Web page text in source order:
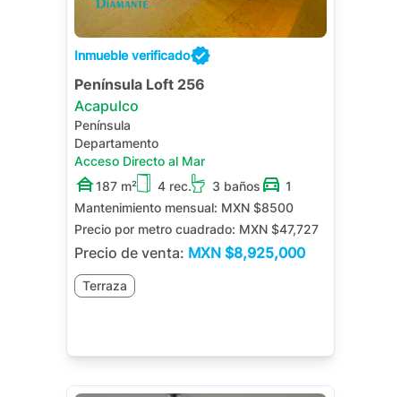
Inmueble verificado
Península Loft 256
Acapulco
Península
Departamento
Acceso Directo al Mar
187 m²
4 rec. 3 baños
1
Mantenimiento mensual: MXN $8500
Precio por metro cuadrado: MXN $47,727
Precio de venta: MXN $8,925,000
Terraza